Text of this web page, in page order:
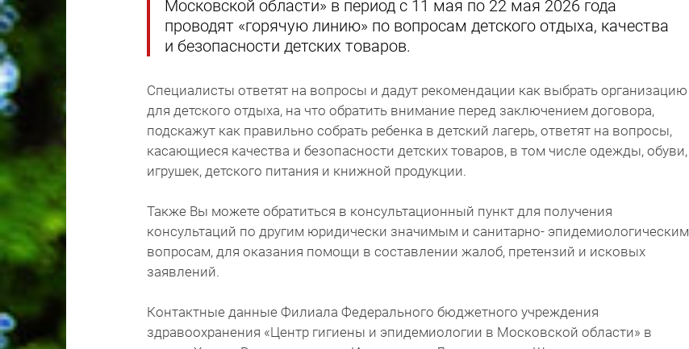
Московской области» в период с 11 мая по 22 мая 2026 года
проводят «горячую линию» по вопросам детского отдыха, качества
и безопасности детских товаров.
Специалисты ответят на вопросы и дадут рекомендации как выбрать организацию
для детского отдыха, на что обратить внимание перед заключением договора,
подскажут как правильно собрать ребенка в детский лагерь, ответят на вопросы,
касающиеся качества и безопасности детских товаров, в том числе одежды, обуви,
игрушек, детского питания и книжной продукции.
Также Вы можете обратиться в консультационный пункт для получения
консультаций по другим юридически значимым и санитарно- эпидемиологическим
вопросам, для оказания помощи в составлении жалоб, претензий и исковых
заявлений.
Контактные данные Филиала Федерального бюджетного учреждения
здравоохранения «Центр гигиены и эпидемиологии в Московской области» в